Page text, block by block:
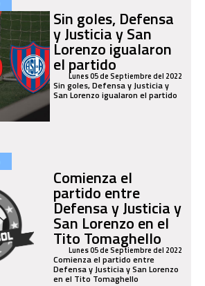
Sin goles, Defensa
y Justicia y San
Lorenzo igualaron
el partido
Lunes 05 de Septiembre del 2022
Sin goles, Defensa y Justicia y
San Lorenzo igualaron el partido
Comienza el
partido entre
Defensa y Justicia y
San Lorenzo en el
Tito Tomaghello
Lunes 05 de Septiembre del 2022
Comienza el partido entre
Defensa y Justicia y San Lorenzo
en el Tito Tomaghello